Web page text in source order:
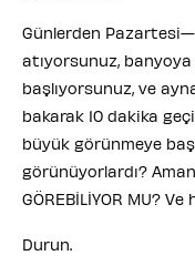
Günlerden
atıyorsunuz,
başlıyorsunuz, ve
bakarak 10 dakika
büyük görünmeye
görünüyorlardı? Aman
GÖREBİLİYOR MU?
Durun.